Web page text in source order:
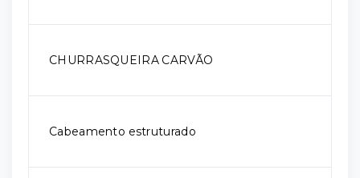
CHURRASQUEIRA CARVÃO
Cabeamento estruturado